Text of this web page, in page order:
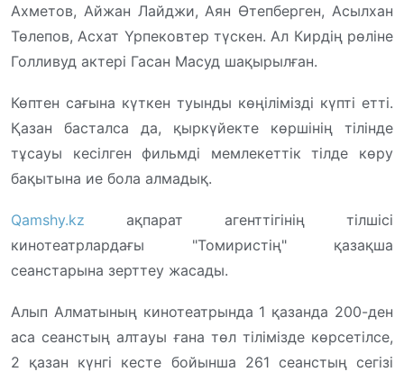
Ахметов, Айжан Лайджи, Аян Өтепберген, Асылхан
Төлепов, Асхат Үрпековтер түскен. Ал Кирдің рөліне
Голливуд актері Гасан Масуд шақырылған.
Көптен сағына күткен туынды көңілімізді күпті етті.
Қазан басталса да, қыркүйекте көршінің тілінде
тұсауы кесілген фильмді мемлекеттік тілде көру
бақытына ие бола алмадық.
Qamshy.kz ақпарат агенттігінің тілшісі
кинотеатрлардағы "Томиристің" қазақша
сеанстарына зерттеу жасады.
Алып Алматының кинотеатрында 1 қазанда 200-ден
аса сеанстың алтауы ғана төл тілімізде көрсетілсе,
2 қазан күнгі кесте бойынша 261 сеанстың сегізі